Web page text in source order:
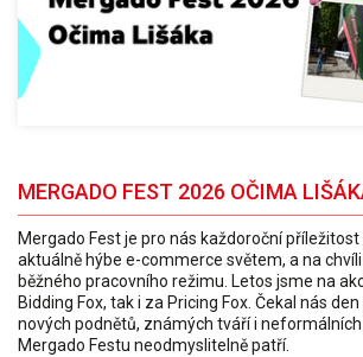
MERGADO FEST 2026 OČIMA
Mergado Fest je pro nás každoroční příležitost
aktuálně hýbe e-commerce světem, a na
běžného pracovního režimu. Letos jsme na
Bidding Fox, tak i za Pricing Fox. Čekal nás
nových podnětů, známých tváří i
Mergado Festu neodmyslitelně patří.